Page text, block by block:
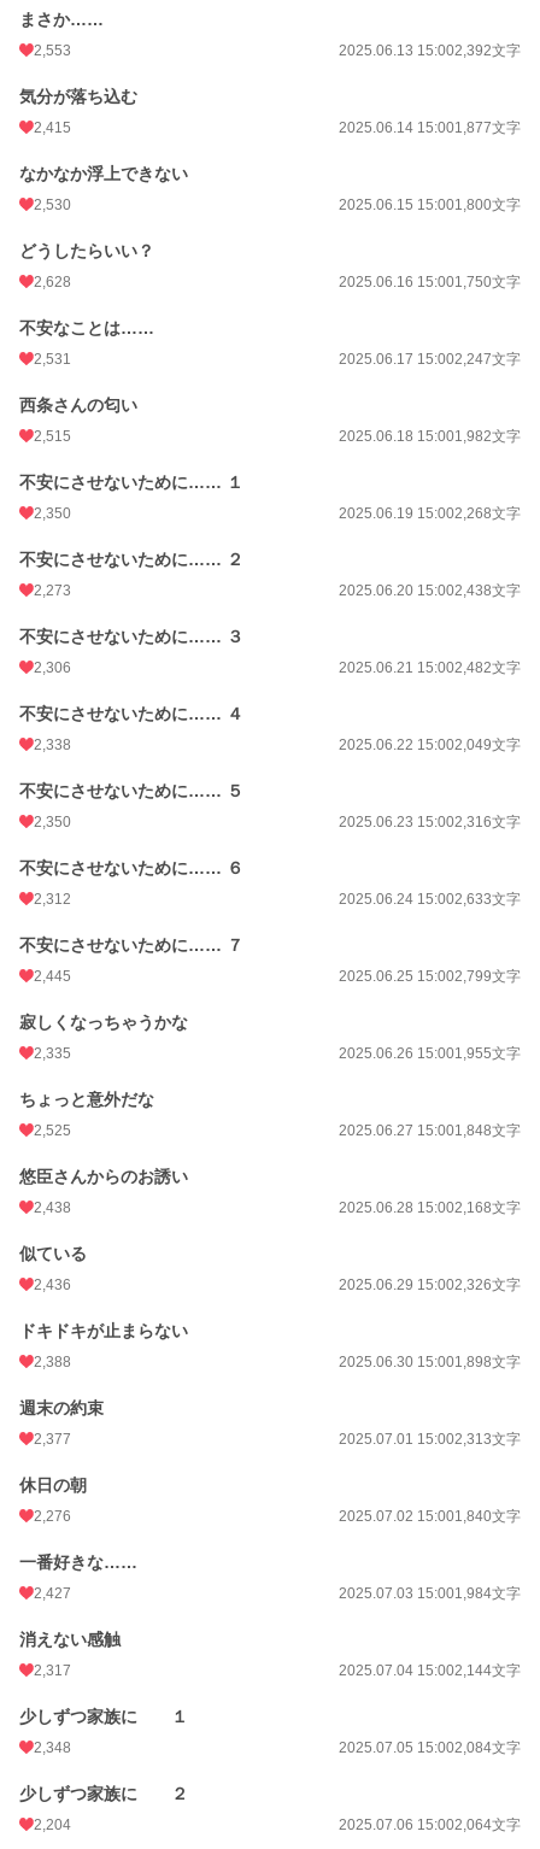
まさか……
2,553 2025.06.13 15:002,392文字
気分が落ち込む
2,415 2025.06.14 15:001,877文字
なかなか浮上できない
2,530 2025.06.15 15:001,800文字
どうしたらいい？
2,628 2025.06.16 15:001,750文字
不安なことは……
2,531 2025.06.17 15:002,247文字
西条さんの匂い
2,515 2025.06.18 15:001,982文字
不安にさせないために…… １
2,350 2025.06.19 15:002,268文字
不安にさせないために…… ２
2,273 2025.06.20 15:002,438文字
不安にさせないために…… ３
2,306 2025.06.21 15:002,482文字
不安にさせないために…… ４
2,338 2025.06.22 15:002,049文字
不安にさせないために…… ５
2,350 2025.06.23 15:002,316文字
不安にさせないために…… ６
2,312 2025.06.24 15:002,633文字
不安にさせないために…… ７
2,445 2025.06.25 15:002,799文字
寂しくなっちゃうかな
2,335 2025.06.26 15:001,955文字
ちょっと意外だな
2,525 2025.06.27 15:001,848文字
悠臣さんからのお誘い
2,438 2025.06.28 15:002,168文字
似ている
2,436 2025.06.29 15:002,326文字
ドキドキが止まらない
2,388 2025.06.30 15:001,898文字
週末の約束
2,377 2025.07.01 15:002,313文字
休日の朝
2,276 2025.07.02 15:001,840文字
一番好きな……
2,427 2025.07.03 15:001,984文字
消えない感触
2,317 2025.07.04 15:002,144文字
少しずつ家族に １
2,348 2025.07.05 15:002,084文字
少しずつ家族に ２
2,204 2025.07.06 15:002,064文字